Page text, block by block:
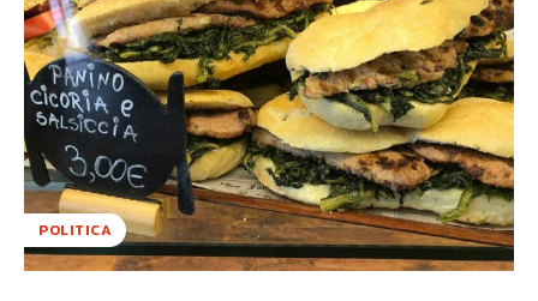
POLITICA